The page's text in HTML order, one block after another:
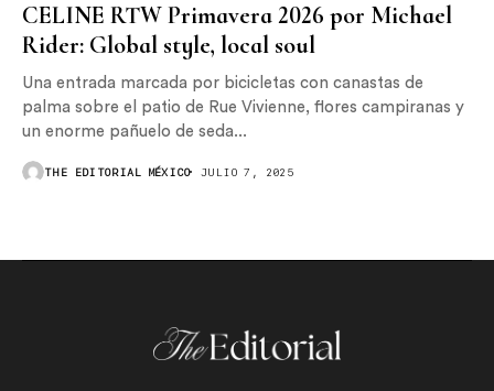
CELINE RTW Primavera 2026 por Michael
Rider: Global style, local soul
Una entrada marcada por bicicletas con canastas de
palma sobre el patio de Rue Vivienne, flores campiranas y
un enorme pañuelo de seda...
THE EDITORIAL MÉXICO JULIO 7, 2025